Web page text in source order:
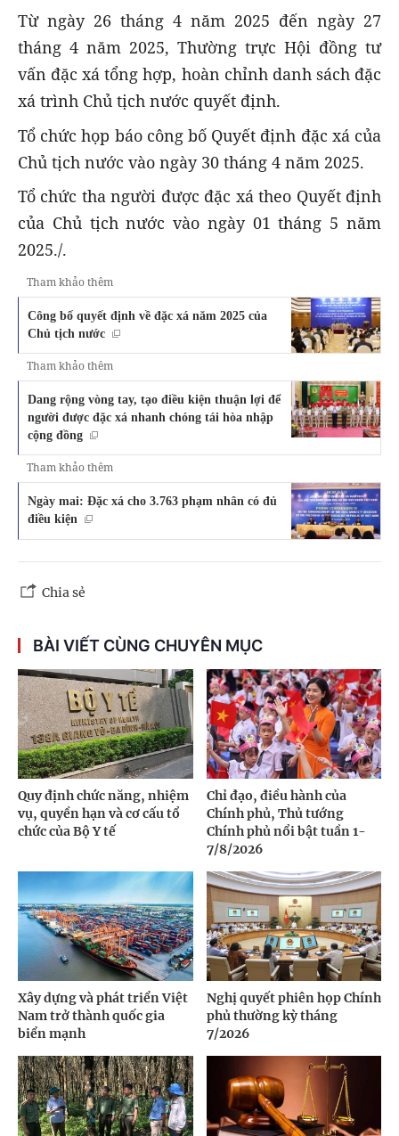
Từ ngày 26 tháng 4 năm 2025 đến ngày 27
tháng 4 năm 2025, Thường trực Hội đồng tư
vấn đặc xá tổng hợp, hoàn chỉnh danh sách đặc
xá trình Chủ tịch nước quyết định.
Tổ chức họp báo công bố Quyết định đặc xá của
Chủ tịch nước vào ngày 30 tháng 4 năm 2025.
Tổ chức tha người được đặc xá theo Quyết định
của Chủ tịch nước vào ngày 01 tháng 5 năm
2025./.
Tham khảo thêm
Công bố quyết định về đặc xá năm 2025 của
Chủ tịch nước
Tham khảo thêm
Dang rộng vòng tay, tạo điều kiện thuận lợi để
người được đặc xá nhanh chóng tái hòa nhập
cộng đồng
Tham khảo thêm
Ngày mai: Đặc xá cho 3.763 phạm nhân có đủ
điều kiện
Chia sẻ
BÀI VIẾT CÙNG CHUYÊN MỤC
Quy định chức năng, nhiệm
vụ, quyền hạn và cơ cấu tổ
chức của Bộ Y tế
Chỉ đạo, điều hành của
Chính phủ, Thủ tướng
Chính phủ nổi bật tuần 1-
7/8/2026
Xây dựng và phát triển Việt
Nam trở thành quốc gia
biển mạnh
Nghị quyết phiên họp Chính
phủ thường kỳ tháng
7/2026